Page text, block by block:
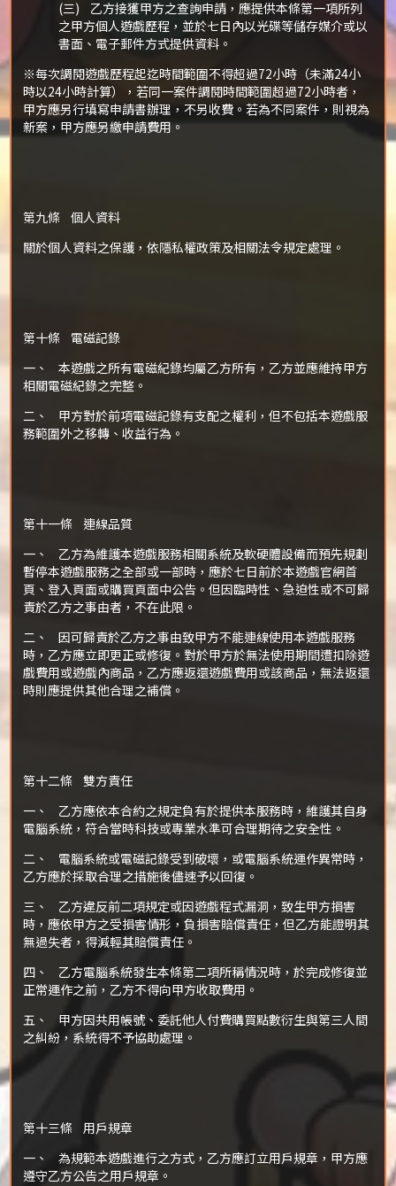
(三) 乙方接獲甲方之查詢申請，應提供本條第一項所列
之甲方個人遊戲歷程，並於七日內以光碟等儲存媒介或以
書面、電子郵件方式提供資料。
※每次調閱遊戲歷程起迄時間範圍不得超過72小時（未滿24小
時以24小時計算），若同一案件調閱時間範圍超過72小時者，
甲方應另行填寫申請書辦理，不另收費。若為不同案件，則視為
新案，甲方應另繳申請費用。
第九條 個人資料
關於個人資料之保護，依隱私權政策及相關法令規定處理。
第十條 電磁記錄
一、 本遊戲之所有電磁紀錄均屬乙方所有，乙方並應維持甲方
相關電磁紀錄之完整。
二、 甲方對於前項電磁記錄有支配之權利，但不包括本遊戲服
務範圍外之移轉、收益行為。
第十一條 連線品質
一、 乙方為維護本遊戲服務相關系統及軟硬體設備而預先規劃
暫停本遊戲服務之全部或一部時，應於七日前於本遊戲官網首
頁、登入頁面或購買頁面中公告。但因臨時性、急迫性或不可歸
責於乙方之事由者，不在此限。
二、 因可歸責於乙方之事由致甲方不能連線使用本遊戲服務
時，乙方應立即更正或修復。對於甲方於無法使用期間遭扣除遊
戲費用或遊戲內商品，乙方應返還遊戲費用或該商品，無法返還
時則應提供其他合理之補償。
第十二條 雙方責任
一、 乙方應依本合約之規定負有於提供本服務時，維護其自身
電腦系統，符合當時科技或專業水準可合理期待之安全性。
二、 電腦系統或電磁記錄受到破壞，或電腦系統運作異常時，
乙方應於採取合理之措施後儘速予以回復。
三、 乙方違反前二項規定或因遊戲程式漏洞，致生甲方損害
時，應依甲方之受損害情形，負損害賠償責任，但乙方能證明其
無過失者，得減輕其賠償責任。
四、 乙方電腦系統發生本條第二項所稱情況時，於完成修復並
正常運作之前，乙方不得向甲方收取費用。
五、 甲方因共用帳號、委託他人付費購買點數衍生與第三人間
之糾紛，系統得不予協助處理。
第十三條 用戶規章
一、 為規範本遊戲進行之方式，乙方應訂立用戶規章，甲方應
遵守乙方公告之用戶規章。